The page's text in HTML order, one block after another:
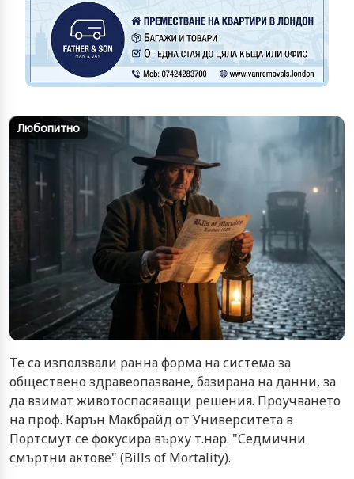
Любопитно
Те са използвали ранна форма на система за
обществено здравеопазване, базирана на данни, за
да взимат животоспасяващи решения. Проучването
на проф. Карън Макбрайд от Университета в
Портсмут се фокусира върху т.нар. "Седмични
смъртни актове" (Bills of Mortality).